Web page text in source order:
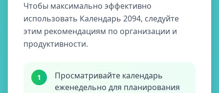
Чтобы максимально эффективно
использовать Календарь 2094, следуйте
этим рекомендациям по организации и
продуктивности.
1
Просматривайте календарь
еженедельно для планирования